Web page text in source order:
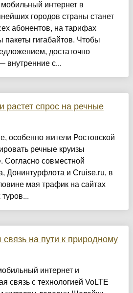
интернет в
городов страны станет
абонентов, на тарифах
пакеты гигабайтов. Чтобы
достаточно
внутренние с...
растет спрос на речные
особенно жители Ростовской
речные круизы
Согласно совместной
Донинтурфлота и Cruise.ru, в
мая трафик на сайтах
на пути к природному
интернет и
связь с технологией VoLTE